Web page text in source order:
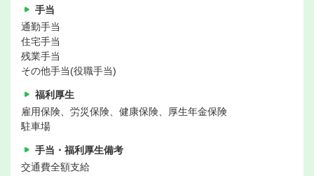
手当
通勤手当
住宅手当
残業手当
その他手当(役職手当)
福利厚生
雇用保険、労災保険、健康保険、厚生年金保険
駐車場
手当・福利厚生備考
交通費全額支給